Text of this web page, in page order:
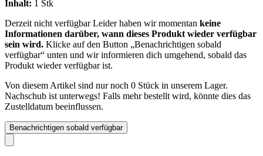
Inhalt: 1 Stk
Derzeit nicht verfügbarLeider haben wir momentan keine
Informationen darüber, wann dieses Produkt wieder verfügbar
sein wird. Klicke auf den Button „Benachrichtigen sobald
verfügbar“ unten und wir informieren dich umgehend, sobald das
Produkt wieder verfügbar ist.
Von diesem Artikel sind nur noch 0 Stück in unserem Lager.
Nachschub ist unterwegs! Falls mehr bestellt wird, könnte dies das
Zustelldatum beeinflussen.
Benachrichtigen sobald verfügbar